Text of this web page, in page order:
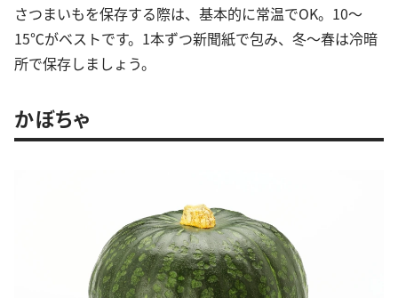
さつまいもを保存する際は、基本的に常温でOK。10～
15℃がベストです。1本ずつ新聞紙で包み、冬～春は冷暗
所で保存しましょう。
かぼちゃ